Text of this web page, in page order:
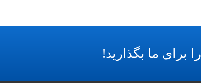
برای ما بگذارید!